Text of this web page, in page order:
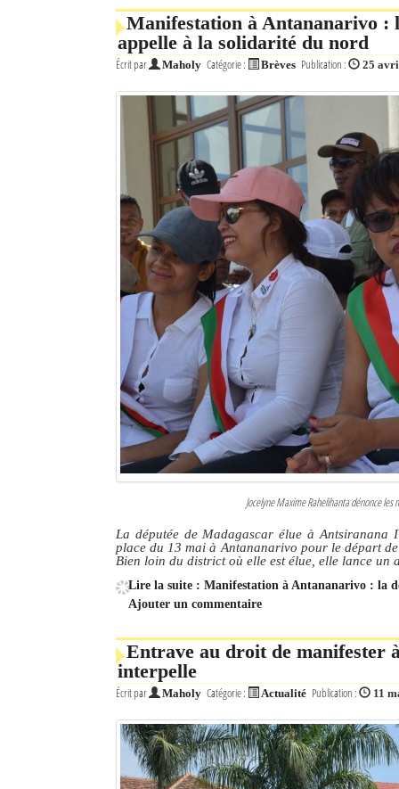
Manifestation à Antananarivo :
appelle à la solidarité du nord
Écrit par Maholy Catégorie : Brèves Publication : 25
Jocelyne Maxime Rahelihanta dénonce les
La députée de Madagascar élue à
place du 13 mai à Antananarivo pour le départ
Bien loin du district où elle est élue, elle lance un
Lire la suite : Manifestation à Antananarivo : la
Ajouter un commentaire
Entrave au droit de manifester
interpelle
Écrit par Maholy Catégorie : Actualité Publication : 11